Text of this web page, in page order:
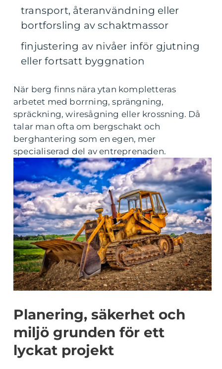
transport, återanvändning eller
bortforsling av schaktmassor
finjustering av nivåer inför gjutning
eller fortsatt byggnation
När berg finns nära ytan kompletteras
arbetet med borrning, sprängning,
spräckning, wiresågning eller krossning. Då
talar man ofta om bergschakt och
berghantering som en egen, mer
specialiserad del av entreprenaden.
Planering, säkerhet och
miljö grunden för ett
lyckat projekt